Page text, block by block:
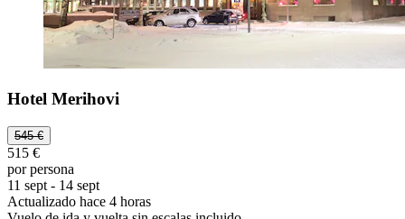
Hotel Merihovi
545 €
515 €
por persona
11 sept - 14 sept
Actualizado hace 4 horas